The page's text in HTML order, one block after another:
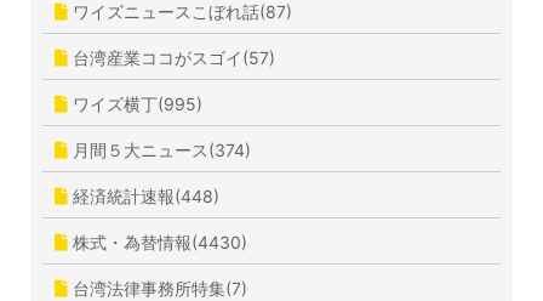
ワイズニュースこぼれ話(87)
台湾産業ココがスゴイ(57)
ワイズ横丁(995)
月間５大ニュース(374)
経済統計速報(448)
株式・為替情報(4430)
台湾法律事務所特集(7)